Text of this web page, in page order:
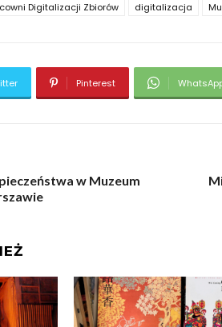
Digitalizacji Zbiorów digitalizacja
Pinterest
w Muzeum